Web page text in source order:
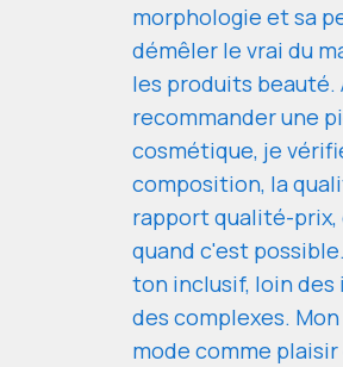
morphologie et sa
démêler le vrai du
les produits beauté.
recommander une
cosmétique, je
composition, la
rapport qualité-
quand c'est
ton inclusif, loin
des complexes.
mode comme